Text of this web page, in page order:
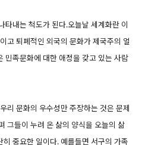
타내는 척도가 된다.오늘날 세계화란 이
고 퇴폐적인 외국의 문화가 제국주의 얼
민족문화에 대한 애정을 갖고 있는 사람
리 문화의 우수성만 주장하는 것은 문제
그들이 누려 온 삶의 양식을 오늘의 삶
중요한 일이다. 예를들면 서구의 가족